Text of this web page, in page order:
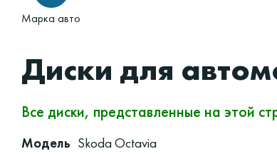
Марка авто
Диски для
Все диски, представленные на этой
Модель Skoda Octavia